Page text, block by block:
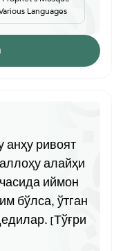
Languages
ривоят
алайҳи
иймон
бўлса, ўтган
[Тўғри